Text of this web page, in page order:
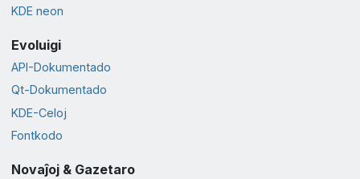
KDE neon
Evoluigi
API-Dokumentado
Qt-Dokumentado
KDE-Celoj
Fontkodo
Novaĵoj & Gazetaro